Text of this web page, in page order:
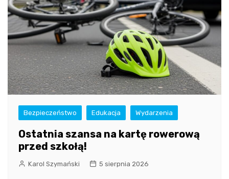
Bezpieczeństwo Edukacja Wydarzenia
Ostatnia szansa na kartę rowerową
przed szkołą!
Karol Szymański 5 sierpnia 2026